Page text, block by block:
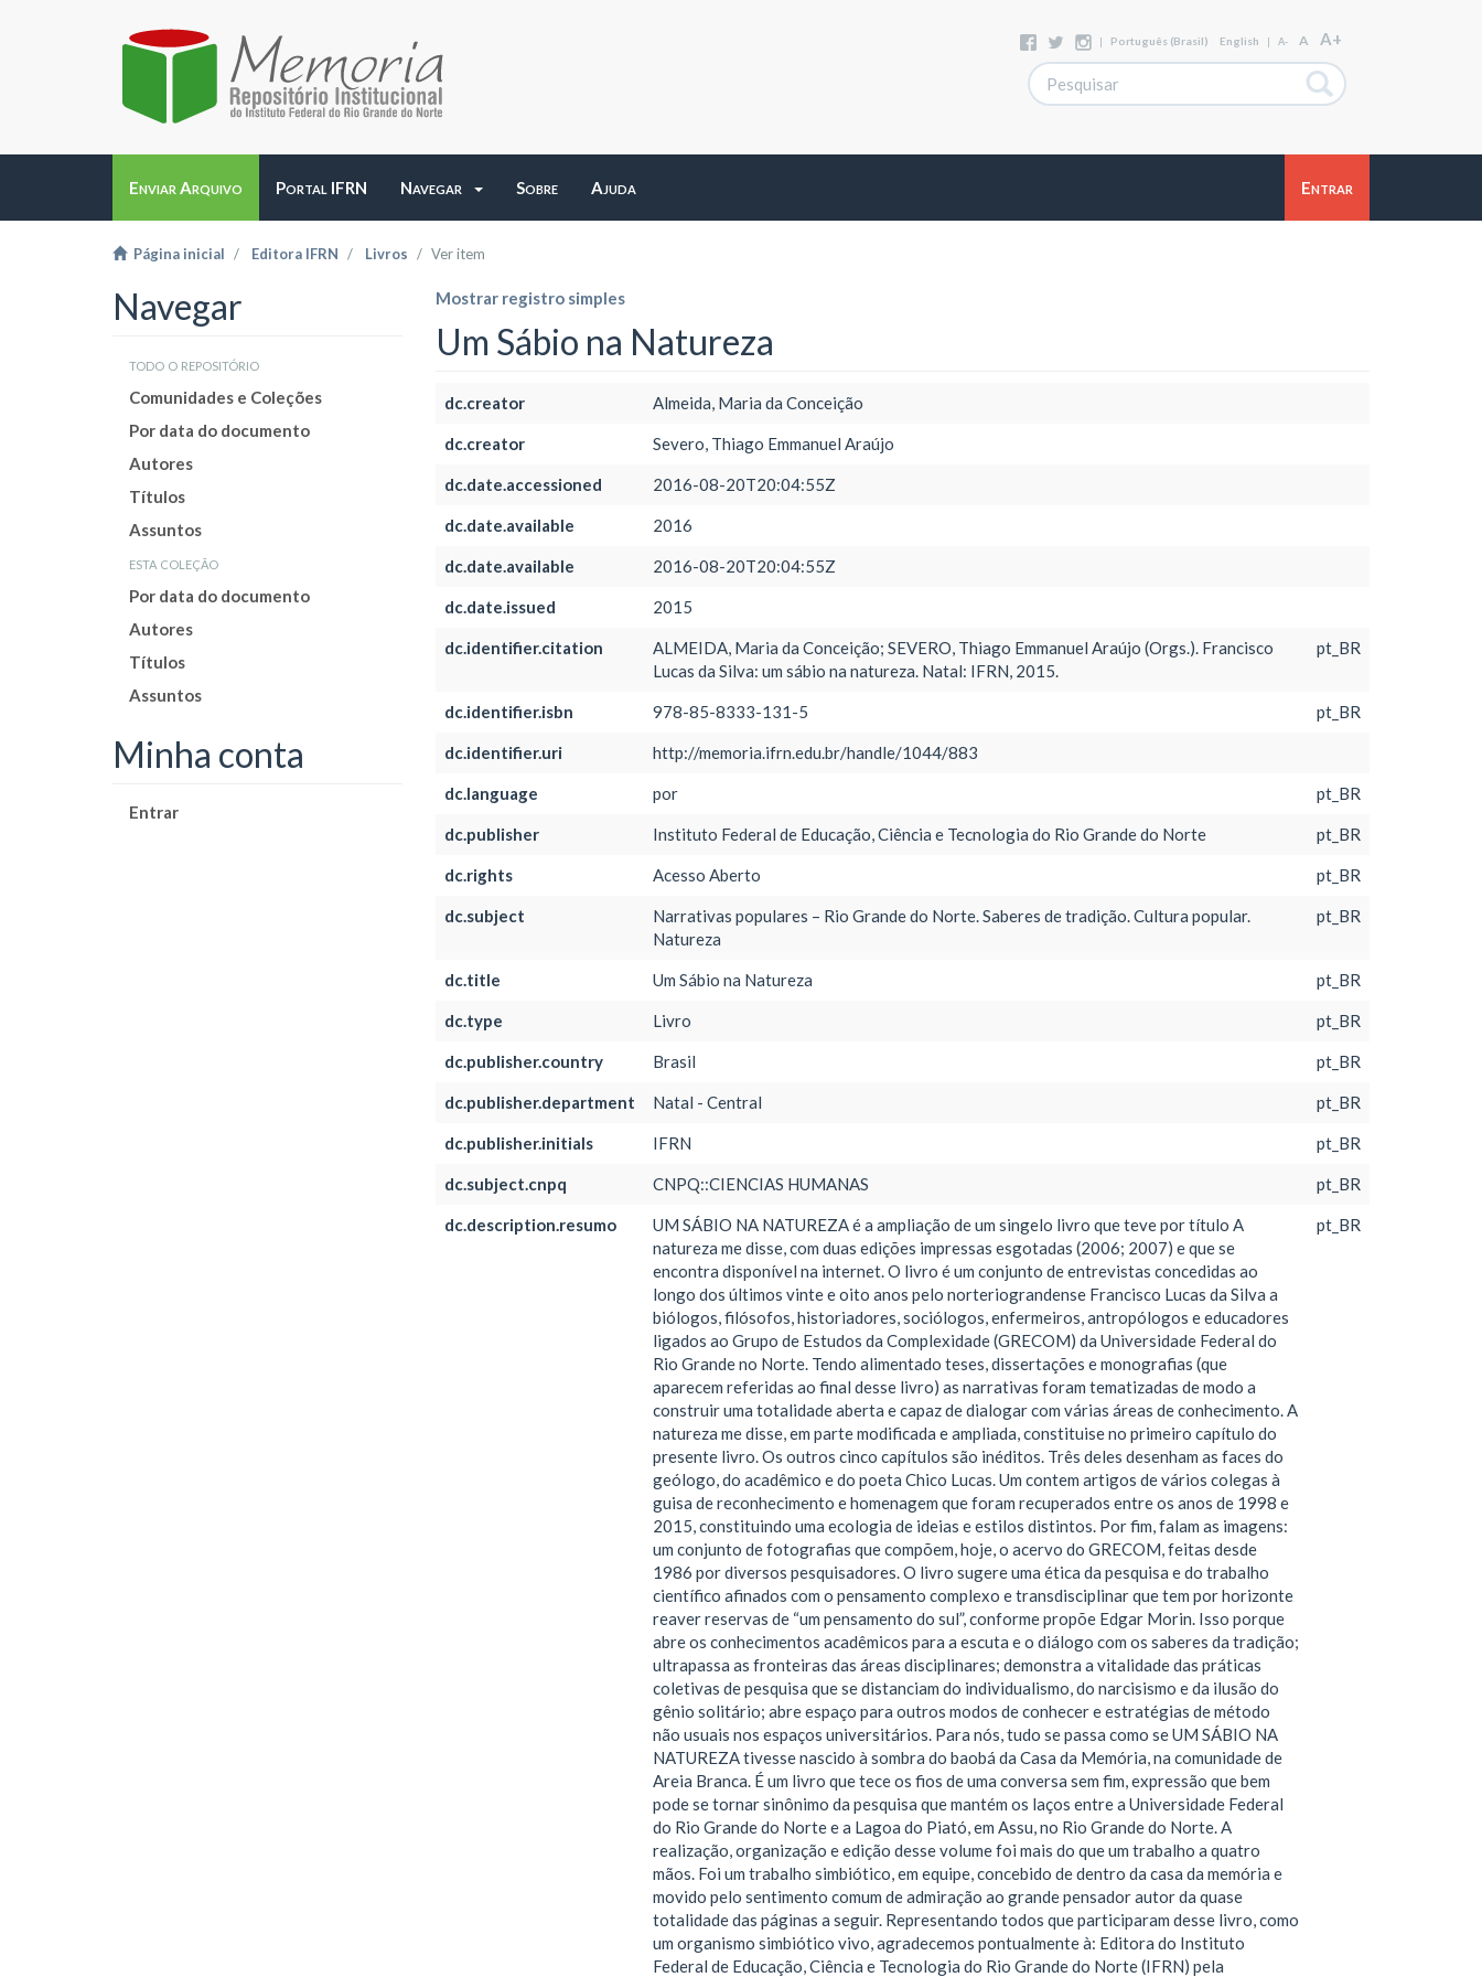
| Português (Brasil) English | A- A A+
Enviar Arquivo Portal IFRN Navegar Sobre Ajuda Entrar
Página inicial Editora IFRN Livros Ver item
Navegar
todo o repositório
Comunidades e Coleções
Por data do documento
Autores
Títulos
Assuntos
esta coleção
Por data do documento
Autores
Títulos
Assuntos
Minha conta
Entrar
Mostrar registro simples
Um Sábio na Natureza
dc.creator Almeida, Maria da Conceição
dc.creator Severo, Thiago Emmanuel Araújo
dc.date.accessioned 2016-08-20T20:04:55Z
dc.date.available 2016
dc.date.available 2016-08-20T20:04:55Z
dc.date.issued 2015
dc.identifier.citation
ALMEIDA, Maria da Conceição; SEVERO, Thiago Emmanuel Araújo (Orgs.). Francisco
Lucas da Silva: um sábio na natureza. Natal: IFRN, 2015.
pt_BR
dc.identifier.isbn 978-85-8333-131-5 pt_BR
dc.identifier.uri http://memoria.ifrn.edu.br/handle/1044/883
dc.language por pt_BR
dc.publisher Instituto Federal de Educação, Ciência e Tecnologia do Rio Grande do Norte pt_BR
dc.rights Acesso Aberto pt_BR
dc.subject
Narrativas populares – Rio Grande do Norte. Saberes de tradição. Cultura popular.
Natureza
pt_BR
dc.title Um Sábio na Natureza pt_BR
dc.type Livro pt_BR
dc.publisher.country Brasil pt_BR
dc.publisher.department Natal - Central pt_BR
dc.publisher.initials IFRN pt_BR
dc.subject.cnpq CNPQ::CIENCIAS HUMANAS pt_BR
dc.description.resumo
UM SÁBIO NA NATUREZA é a ampliação de um singelo livro que teve por título A
natureza me disse, com duas edições impressas esgotadas (2006; 2007) e que se
encontra disponível na internet. O livro é um conjunto de entrevistas concedidas ao
longo dos últimos vinte e oito anos pelo norteriograndense Francisco Lucas da Silva a
biólogos, filósofos, historiadores, sociólogos, enfermeiros, antropólogos e educadores
ligados ao Grupo de Estudos da Complexidade (GRECOM) da Universidade Federal do
Rio Grande no Norte. Tendo alimentado teses, dissertações e monografias (que
aparecem referidas ao final desse livro) as narrativas foram tematizadas de modo a
construir uma totalidade aberta e capaz de dialogar com várias áreas de conhecimento. A
natureza me disse, em parte modificada e ampliada, constituise no primeiro capítulo do
presente livro. Os outros cinco capítulos são inéditos. Três deles desenham as faces do
geólogo, do acadêmico e do poeta Chico Lucas. Um contem artigos de vários colegas à
guisa de reconhecimento e homenagem que foram recuperados entre os anos de 1998 e
2015, constituindo uma ecologia de ideias e estilos distintos. Por fim, falam as imagens:
um conjunto de fotografias que compõem, hoje, o acervo do GRECOM, feitas desde
1986 por diversos pesquisadores. O livro sugere uma ética da pesquisa e do trabalho
científico afinados com o pensamento complexo e transdisciplinar que tem por horizonte
reaver reservas de “um pensamento do sul”, conforme propõe Edgar Morin. Isso porque
abre os conhecimentos acadêmicos para a escuta e o diálogo com os saberes da tradição;
ultrapassa as fronteiras das áreas disciplinares; demonstra a vitalidade das práticas
coletivas de pesquisa que se distanciam do individualismo, do narcisismo e da ilusão do
gênio solitário; abre espaço para outros modos de conhecer e estratégias de método
não usuais nos espaços universitários. Para nós, tudo se passa como se UM SÁBIO NA
NATUREZA tivesse nascido à sombra do baobá da Casa da Memória, na comunidade de
Areia Branca. É um livro que tece os fios de uma conversa sem fim, expressão que bem
pode se tornar sinônimo da pesquisa que mantém os laços entre a Universidade Federal
do Rio Grande do Norte e a Lagoa do Piató, em Assu, no Rio Grande do Norte. A
realização, organização e edição desse volume foi mais do que um trabalho a quatro
mãos. Foi um trabalho simbiótico, em equipe, concebido de dentro da casa da memória e
movido pelo sentimento comum de admiração ao grande pensador autor da quase
totalidade das páginas a seguir. Representando todos que participaram desse livro, como
um organismo simbiótico vivo, agradecemos pontualmente à: Editora do Instituto
Federal de Educação, Ciência e Tecnologia do Rio Grande do Norte (IFRN) pela
pt_BR